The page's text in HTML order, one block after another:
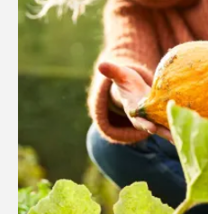
Unternehmen